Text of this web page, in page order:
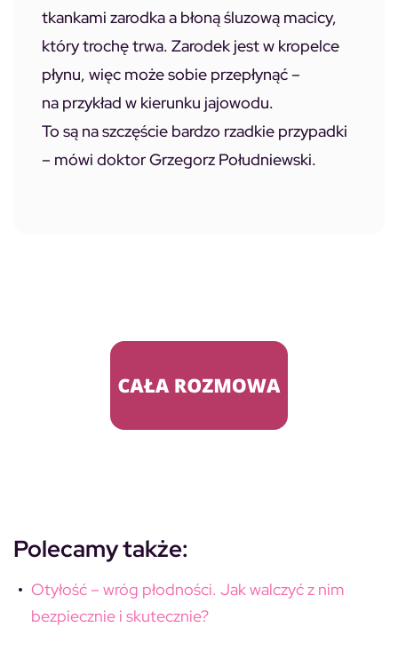
tkankami zarodka a błoną śluzową macicy,
który trochę trwa. Zarodek jest w kropelce
płynu, więc może sobie przepłynąć –
na przykład w kierunku jajowodu.
To są na szczęście bardzo rzadkie przypadki
– mówi doktor Grzegorz Południewski.
Polecamy także:
Otyłość – wróg płodności. Jak walczyć z nim
bezpiecznie i skutecznie?